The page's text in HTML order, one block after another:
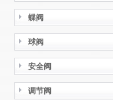
蝶阀
球阀
安全阀
调节阀